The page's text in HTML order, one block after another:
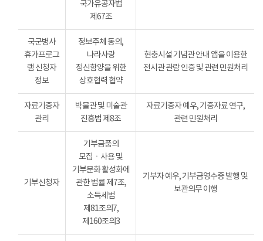
국가유공자법
제67조
국군병사
휴가프로그
램 신청자
정보
정보주체 동의,
나라사랑
정신함양을 위한
상호협력 협약
현충시설 기념관 안내 앱을 이용한
전시관 관람 인증 및 관련 민원처리
자료기증자
관리
박물관 및 미술관
진흥법 제8조
자료기증자 예우, 기증자료 연구,
관련 민원처리
기부신청자
기부금품의
모집ㆍ사용 및
기부문화 활성화에
관한 법률 제7조,
소득세법
제81조의7,
제160조의3
기부자 예우, 기부금영수증 발행 및
보관의무 이행